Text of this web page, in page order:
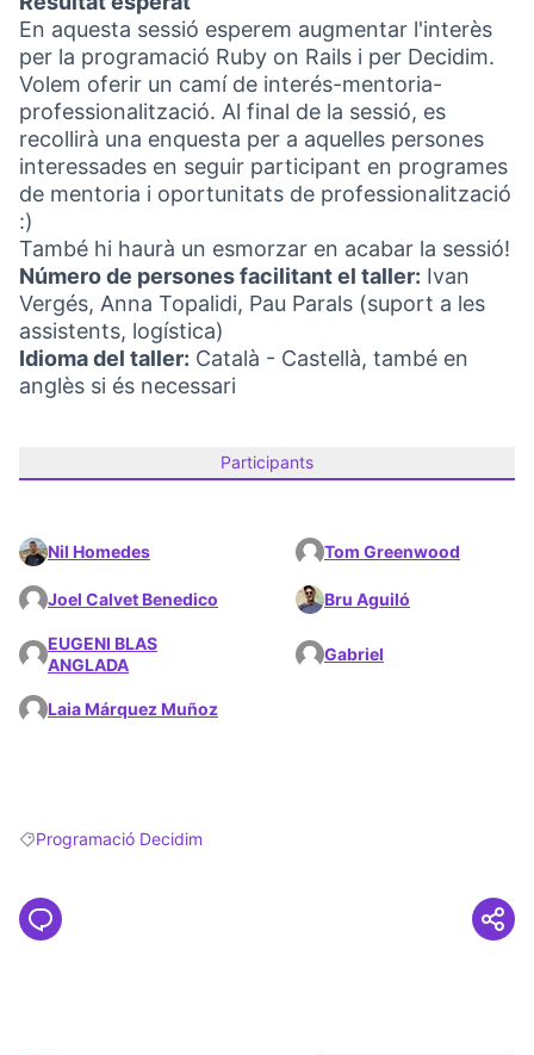
En aquesta sessió esperem augmentar l'interès
per la programació Ruby on Rails i per Decidim.
Volem oferir un camí de interés-mentoria-
professionalització. Al final de la sessió, es
recollirà una enquesta per a aquelles persones
interessades en seguir participant en programes
de mentoria i oportunitats de professionalització
:)
També hi haurà un esmorzar en acabar la sessió!
Número de persones facilitant el taller: Ivan
Vergés, Anna Topalidi, Pau Parals (suport a les
assistents, logística)
Idioma del taller: Català - Castellà, també en
anglès si és necessari
Participants
Nil Homedes Tom Greenwood
Joel Calvet Benedico Bru Aguiló
EUGENI BLAS
ANGLADA
Gabriel
Laia Márquez Muñoz
Filter results for: Programació Decidim
Programació Decidim